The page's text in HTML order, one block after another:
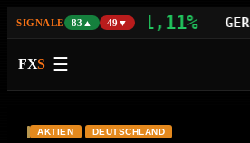
SIGNALE 83▲ 49▼
29.748,21+1,11% GER40
FXS ☰
RHM.DE
AKTIEN DEUTSCHLAND